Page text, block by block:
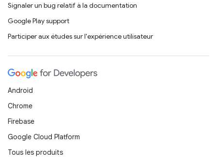
Signaler un bug relatif à la documentation
Google Play support
Participer aux études sur l'expérience utilisateur
Android
Chrome
Firebase
Google Cloud Platform
Tous les produits